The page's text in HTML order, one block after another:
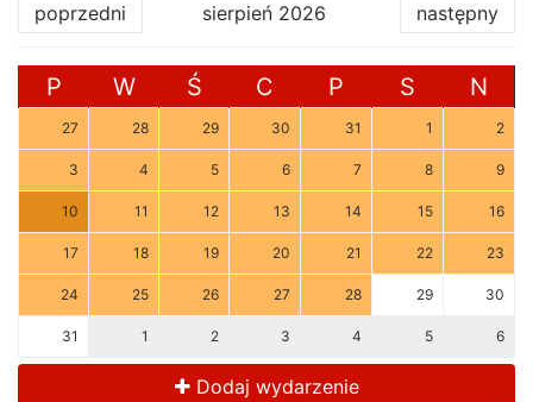
poprzedni sierpień 2026 następny
P W Ś C P S N
27 28 29 30 31 1 2
3 4 5 6 7 8 9
10 11 12 13 14 15 16
17 18 19 20 21 22 23
24 25 26 27 28 29 30
31 1 2 3 4 5 6
Dodaj wydarzenie